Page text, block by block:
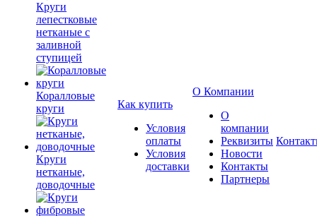
Круги
лепестковые
нетканые с
заливной
ступицей
Коралловые
круги
Круги
нетканые,
доводочные
Как купить
Условия
оплаты
Условия
доставки
О Компании
О
компании
Реквизиты
Новости
Контакты
Партнеры